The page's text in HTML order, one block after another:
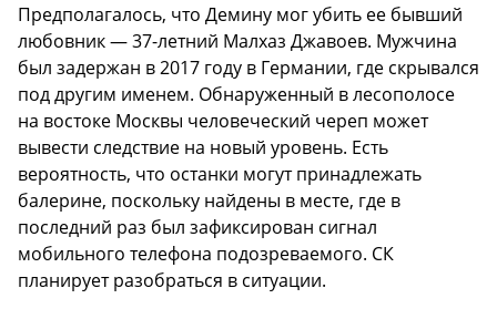
Предполагалось, что Демину мог убить ее бывший
любовник — 37-летний Малхаз Джавоев. Мужчина
был задержан в 2017 году в Германии, где скрывался
под другим именем. Обнаруженный в лесополосе
на востоке Москвы человеческий череп может
вывести следствие на новый уровень. Есть
вероятность, что останки могут принадлежать
балерине, поскольку найдены в месте, где в
последний раз был зафиксирован сигнал
мобильного телефона подозреваемого. СК
планирует разобраться в ситуации.